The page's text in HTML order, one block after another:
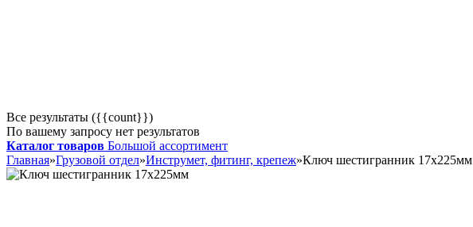
Все результаты ({{count}})
По вашему запросу нет результатов
Каталог товаров Большой ассортимент
Главная»Грузовой отдел»Инструмет, фитинг, крепеж»Ключ шестигранник 17х225мм